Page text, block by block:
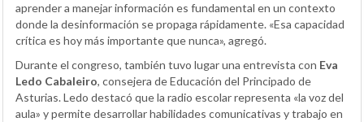
aprender a manejar información es fundamental en un contexto
donde la desinformación se propaga rápidamente. «Esa capacidad
crítica es hoy más importante que nunca», agregó.
Durante el congreso, también tuvo lugar una entrevista con Eva
Ledo Cabaleiro, consejera de Educación del Principado de
Asturias. Ledo destacó que la radio escolar representa «la voz del
aula» y permite desarrollar habilidades comunicativas y trabajo en